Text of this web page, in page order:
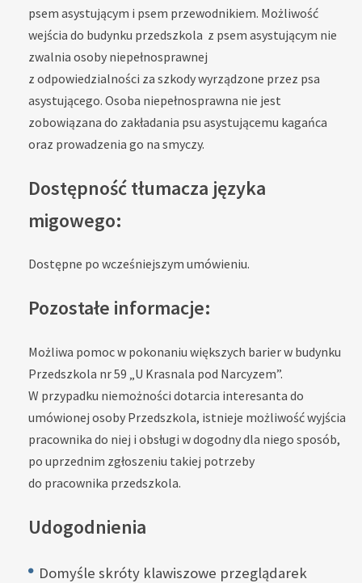
psem asystującym i psem przewodnikiem. Możliwość
wejścia do budynku przedszkola z psem asystującym nie
zwalnia osoby niepełnosprawnej
z odpowiedzialności za szkody wyrządzone przez psa
asystującego. Osoba niepełnosprawna nie jest
zobowiązana do zakładania psu asystującemu kagańca
oraz prowadzenia go na smyczy.
Dostępność tłumacza języka
migowego:
Dostępne po wcześniejszym umówieniu.
Pozostałe informacje:
Możliwa pomoc w pokonaniu większych barier w budynku
Przedszkola nr 59 „U Krasnala pod Narcyzem”.
W przypadku niemożności dotarcia interesanta do
umówionej osoby Przedszkola, istnieje możliwość wyjścia
pracownika do niej i obsługi w dogodny dla niego sposób,
po uprzednim zgłoszeniu takiej potrzeby
do pracownika przedszkola.
Udogodnienia
Domyśle skróty klawiszowe przeglądarek